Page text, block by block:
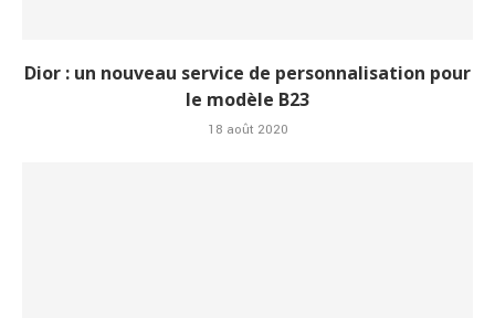
Dior : un nouveau service de personnalisation pour
le modèle B23
18 août 2020